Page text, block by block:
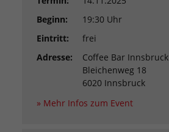
Beginn:
19:30 Uhr
Eintritt:
frei
Adresse:
Coffee Bar Innsbruck
Bleichenweg 18
6020 Innsbruck
» Mehr Infos zum Event